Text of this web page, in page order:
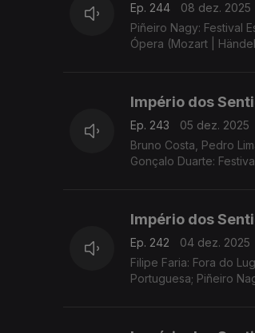
Ep. 244
08 dez. 2025
Piñeiro Nagy: Festival
Ópera (Mozart |
Império dos
Ep. 243
05 dez. 2025
Bruno Costa, Pedro
Gonçalo Duarte:
Império dos
Ep. 242
04 dez. 2025
Filipe Faria: Fora do
Portuguesa; Piñeiro